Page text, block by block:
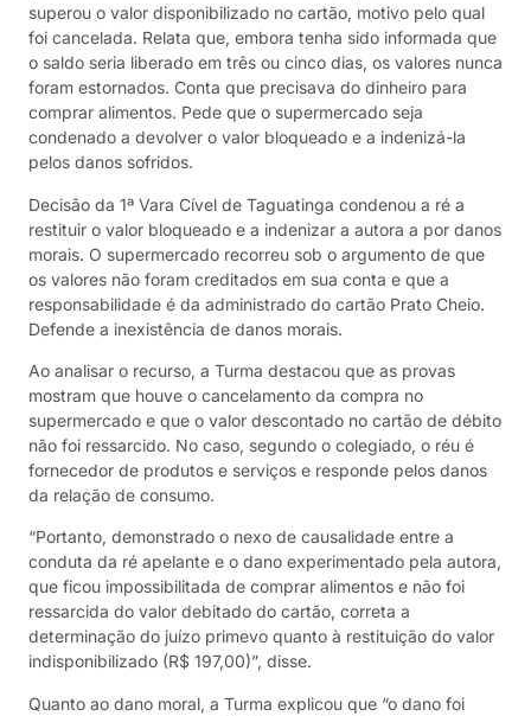
superou o valor disponibilizado no cartão, motivo pelo qual
foi cancelada. Relata que, embora tenha sido informada que
o saldo seria liberado em três ou cinco dias, os valores nunca
foram estornados. Conta que precisava do dinheiro para
comprar alimentos. Pede que o supermercado seja
condenado a devolver o valor bloqueado e a indenizá-la
pelos danos sofridos.
Decisão da 1ª Vara Cível de Taguatinga condenou a ré a
restituir o valor bloqueado e a indenizar a autora a por danos
morais. O supermercado recorreu sob o argumento de que
os valores não foram creditados em sua conta e que a
responsabilidade é da administrado do cartão Prato Cheio.
Defende a inexistência de danos morais.
Ao analisar o recurso, a Turma destacou que as provas
mostram que houve o cancelamento da compra no
supermercado e que o valor descontado no cartão de débito
não foi ressarcido. No caso, segundo o colegiado, o réu é
fornecedor de produtos e serviços e responde pelos danos
da relação de consumo.
“Portanto, demonstrado o nexo de causalidade entre a
conduta da ré apelante e o dano experimentado pela autora,
que ficou impossibilitada de comprar alimentos e não foi
ressarcida do valor debitado do cartão, correta a
determinação do juízo primevo quanto à restituição do valor
indisponibilizado (R$ 197,00)”, disse.
Quanto ao dano moral, a Turma explicou que “o dano foi